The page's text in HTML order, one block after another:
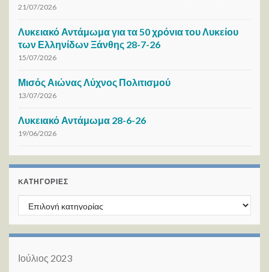
21/07/2026
Λυκειακό Αντάμωμα για τα 50 χρόνια του Λυκείου
των Ελληνίδων Ξάνθης 28-7-26
15/07/2026
Μισός Αιώνας Λύχνος Πολιτισμού
13/07/2026
Λυκειακό Αντάμωμα 28-6-26
19/06/2026
KΑΤΗΓΟΡΊΕΣ
Kατηγορίες
Ιούλιος 2023